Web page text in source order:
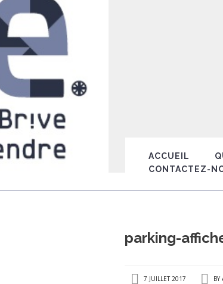
ACCUEIL
CONTACTEZ-
parking-
7 JUILLET 2017 BY